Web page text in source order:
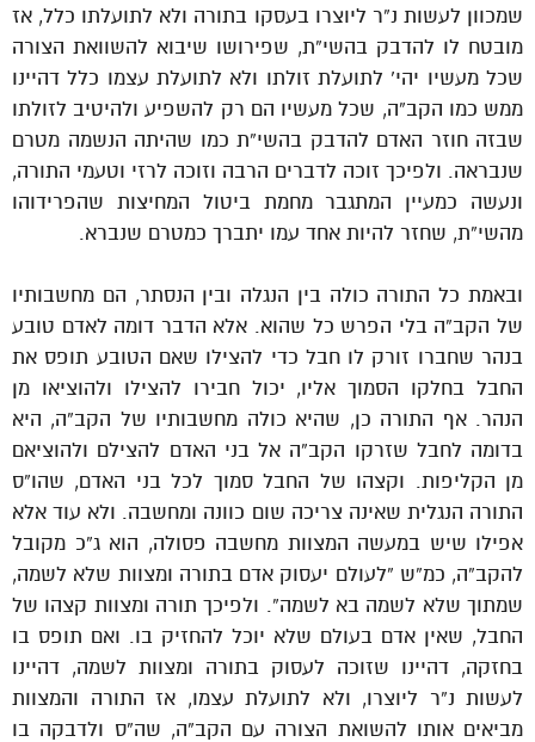
שמכוון לעשות נ”ר ליוצרו בעסקו בתורה ולא לתועלתו כלל, אז
מובטח לו להדבק בהשי”ת, שפירושו שיבוא להשוואת הצורה
שכל מעשיו יהי’ לתועלת זולתו ולא לתועלת עצמו כלל דהיינו
ממש כמו הקב”ה, שכל מעשיו הם רק להשפיע ולהיטיב לזולתו
שבזה חוזר האדם להדבק בהשי”ת כמו שהיתה הנשמה מטרם
שנבראה. ולפיכך זוכה לדברים הרבה וזוכה לרזי וטעמי התורה,
ונעשה כמעיין המתגבר מחמת ביטול המחיצות שהפרידוהו
מהשי”ת, שחזר להיות אחד עמו יתברך כמטרם שנברא.
ובאמת כל התורה כולה בין הנגלה ובין הנסתר, הם מחשבותיו
של הקב”ה בלי הפרש כל שהוא. אלא הדבר דומה לאדם טובע
בנהר שחברו זורק לו חבל כדי להצילו שאם הטובע תופס את
החבל בחלקו הסמוך אליו, יכול חבירו להצילו ולהוציאו מן
הנהר. אף התורה כן, שהיא כולה מחשבותיו של הקב”ה, היא
בדומה לחבל שזרקו הקב”ה אל בני האדם להצילם ולהוציאם
מן הקליפות. וקצהו של החבל סמוך לכל בני האדם, שהו”ס
התורה הנגלית שאינה צריכה שום כוונה ומחשבה. ולא עוד אלא
אפילו שיש במעשה המצוות מחשבה פסולה, הוא ג”כ מקובל
להקב”ה, כמ”ש “לעולם יעסוק אדם בתורה ומצוות שלא לשמה,
שמתוך שלא לשמה בא לשמה”. ולפיכך תורה ומצוות קצהו של
החבל, שאין אדם בעולם שלא יוכל להחזיק בו. ואם תופס בו
בחזקה, דהיינו שזוכה לעסוק בתורה ומצוות לשמה, דהיינו
לעשות נ”ר ליוצרו, ולא לתועלת עצמו, אז התורה והמצוות
מביאים אותו להשואת הצורה עם הקב”ה, שה”ס ולדבקה בו